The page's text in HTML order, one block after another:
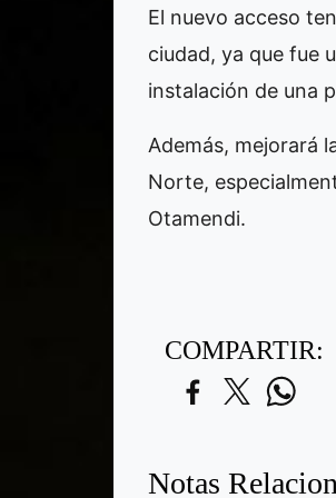
El nuevo acceso
ciudad, ya que fue
instalación de una
Además, mejorará
Norte,
Otamendi.
COMPARTIR:
Notas